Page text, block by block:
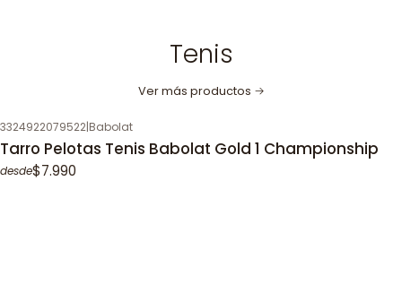
Tenis
Ver más productos
3324922079522|Babolat
Tarro Pelotas Tenis Babolat Gold 1 Championship
desde$7.990